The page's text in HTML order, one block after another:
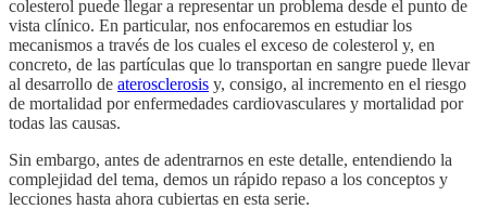
colesterol puede llegar a representar un problema desde el punto de
vista clínico. En particular, nos enfocaremos en estudiar los
mecanismos a través de los cuales el exceso de colesterol y, en
concreto, de las partículas que lo transportan en sangre puede llevar
al desarrollo de aterosclerosis y, consigo, al incremento en el riesgo
de mortalidad por enfermedades cardiovasculares y mortalidad por
todas las causas.
Sin embargo, antes de adentrarnos en este detalle, entendiendo la
complejidad del tema, demos un rápido repaso a los conceptos y
lecciones hasta ahora cubiertas en esta serie.